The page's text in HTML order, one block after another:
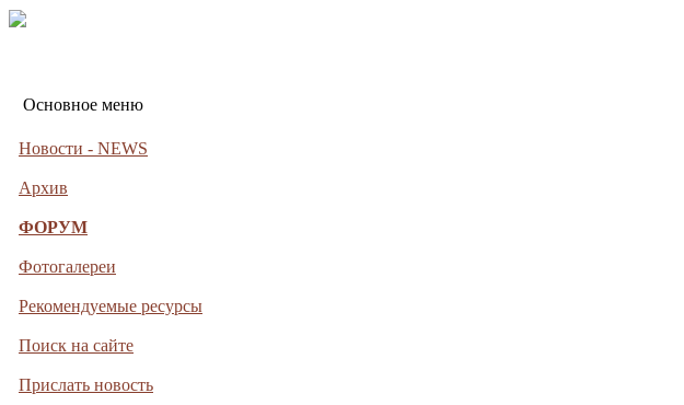
Основное меню
Новости - NEWS
Архив
ФОРУМ
Фотогалереи
Рекомендуемые ресурсы
Поиск на сайте
Прислать новость